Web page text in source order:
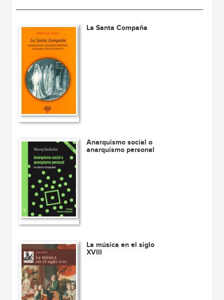
La Santa Compaña
Anarquismo social o
anarquismo personal
La música en el siglo
XVIII